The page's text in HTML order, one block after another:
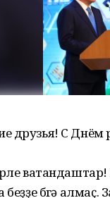
друзья! С
беҙҙе бөгә